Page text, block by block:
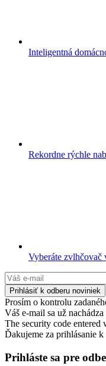
Inteligentná
Rekordne rýchle
Vyberáte zvlhčovač
Prosím o kontrolu
Váš e-mail sa už
The security code entered
Ďakujeme za prihlásanie
Prihláste sa pre